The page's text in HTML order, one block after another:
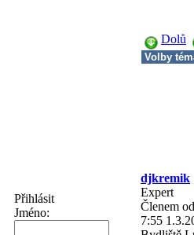
Přihlásit
Jméno:
Dolů
djkremik
Expert
Členem
7:55